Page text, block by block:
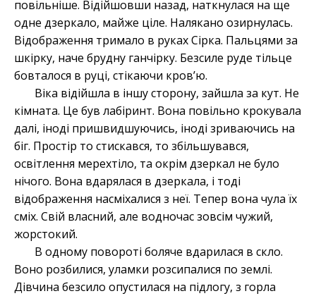
повільніше. Відійшовши назад, наткнулася на ще
одне дзеркало, майже ціле. Налякано озирнулась.
Відображення тримало в руках Сірка. Пальцями за
шкірку, наче брудну ганчірку. Безсиле руде тільце
бовталося в руці, стікаючи кров’ю.
Віка відійшла в іншу сторону, зайшла за кут. Не
кімната. Це був лабіринт. Вона повільно крокувала
далі, іноді пришвидшуючись, іноді зриваючись на
біг. Простір то стискався, то збільшувався,
освітлення мерехтіло, та окрім дзеркал не було
нічого. Вона вдарялася в дзеркала, і тоді
відображення насміхалися з неї. Тепер вона чула їх
сміх. Свій власний, але водночас зовсім чужий,
жорстокий.
В одному повороті боляче вдарилася в скло.
Воно розбилися, уламки розсипалися по землі.
Дівчина безсило опустилася на підлогу, з горла